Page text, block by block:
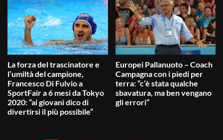
La forza del trascinatore e
l’umiltà del campione,
Francesco Di Fulvio a
SportFair a 6 mesi da Tokyo
2020: “ai giovani dico di
divertirsi il più possibile”
Europei Pallanuoto – Coach
Campagna con i piedi per
terra: “c’è stata qualche
sbavatura, ma ben vengano
gli errori”